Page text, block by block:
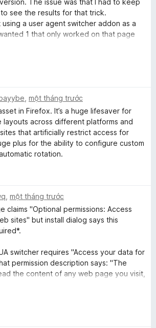
The issue was that I had to keep
see the results for that trick.
a user agent switcher addon as a
1 that only worked on that page
I had installed did not have any way to
open the video results in a new tab &
use this workaround forever
the shorts & other crap from the feed
một tháng trước
in Firefox. It’s a huge lifesaver for
layouts across different platforms and
that artificially restrict access for
plus for the ability to configure custom
rotation.
một tháng trước
claims "Optional permissions: Access
sites" but install dialog says this
switcher requires "Access your data for
permission description says: "The
the content of any web page you visit,
This is used for password
why?